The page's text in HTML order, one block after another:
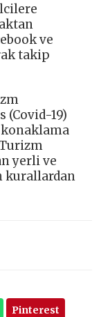
ve
takip
(Covid-19)
konaklama
yerli ve
kurallardan
Pinterest